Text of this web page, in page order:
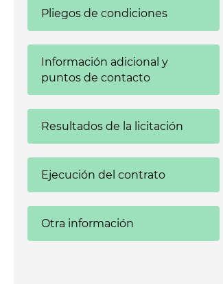
Pliegos de condiciones
Información adicional y
puntos de contacto
Resultados de la licitación
Ejecución del contrato
Otra información